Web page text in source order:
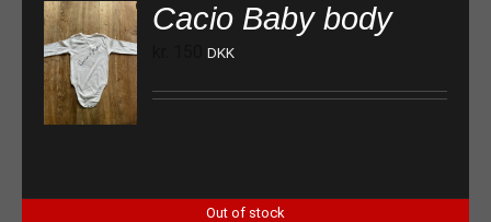
Cacio Baby body
DKK
Out of stock